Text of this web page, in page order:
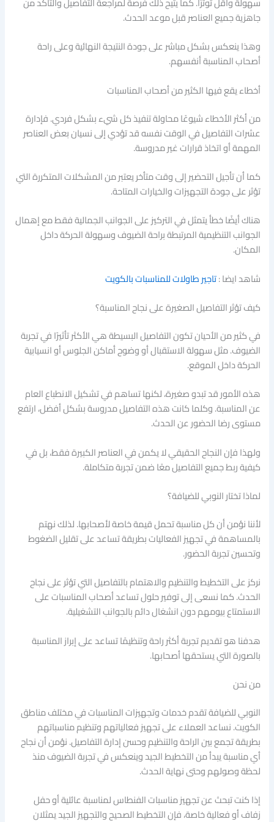
جاهزية جميع العناصر قبل موعد الحدث.
وهذا ينعكس بشكل مباشر على جودة النتيجة النهائية وعلى راحة
أصحاب المناسبة أنفسهم.
أخطاء يقع فيها الكثير من أصحاب المناسبات
من أكثر الأخطاء شيوعًا محاولة تنفيذ كل شيء بشكل فردي. فإدارة
عشرات التفاصيل في الوقت نفسه قد تؤدي إلى نسيان بعض العناصر
المهمة أو اتخاذ قرارات غير مدروسة.
كما أن تأجيل التحضير إلى وقت متأخر يعتبر من المشكلات المتكررة التي
تؤثر على جودة التجهيزات والخيارات المتاحة.
هناك أيضًا خطأ يتمثل في التركيز على الجوانب الجمالية فقط مع إهمال
الجوانب التنظيمية المرتبطة براحة الضيوف وسهولة الحركة داخل
المكان.
شاهد ايضا :تاجير طاولات للمناسبات بالكويت
كيف تؤثر التفاصيل الصغيرة على نجاح المناسبة؟
في كثير من الأحيان تكون التفاصيل البسيطة هي الأكثر تأثيرًا في تجربة
الضيوف. مثل سهولة الاستقبال أو وضوح أماكن الجلوس أو انسيابية
الحركة داخل الموقع.
هذه الأمور قد تبدو صغيرة، لكنها تساهم في تشكيل الانطباع العام
عن المناسبة. وكلما كانت هذه التفاصيل مدروسة بشكل أفضل، ارتفع
مستوى رضا الحضور عن الحدث.
ولهذا فإن النجاح الحقيقي لا يكمن في العناصر الكبيرة فقط، بل في
كيفية ربط جميع التفاصيل معًا ضمن تجربة متكاملة.
لماذا تختار النوبي للضيافة؟
لأننا نؤمن أن كل مناسبة تحمل قيمة خاصة لأصحابها. لذلك نهتم
بالمساهمة في تجهيز الفعاليات بطريقة تساعد على تقليل الضغوط
وتحسين تجربة الحضور.
نركز على التخطيط والتنظيم والاهتمام بالتفاصيل التي تؤثر على نجاح
الحدث. كما نسعى إلى توفير حلول تساعد أصحاب المناسبات على
الاستمتاع بيومهم دون انشغال دائم بالجوانب التشغيلية.
هدفنا هو تقديم تجربة أكثر راحة وتنظيمًا تساعد على إبراز المناسبة
بالصورة التي يستحقها أصحابها.
من نحن
النوبي للضيافة تقدم خدمات وتجهيزات المناسبات في مختلف مناطق
الكويت. نساعد العملاء على تجهيز فعالياتهم وتنظيم مناسباتهم
بطريقة تجمع بين الراحة والتنظيم وحسن إدارة التفاصيل. نؤمن أن نجاح
أي مناسبة يبدأ من التخطيط الجيد وينعكس في تجربة الضيوف منذ
لحظة وصولهم وحتى نهاية الحدث.
إذا كنت تبحث عن تجهيز مناسبات الفنطاس لمناسبة عائلية أو حفل
زفاف أو فعالية خاصة، فإن التخطيط الصحيح والتجهيز الجيد يمثلان